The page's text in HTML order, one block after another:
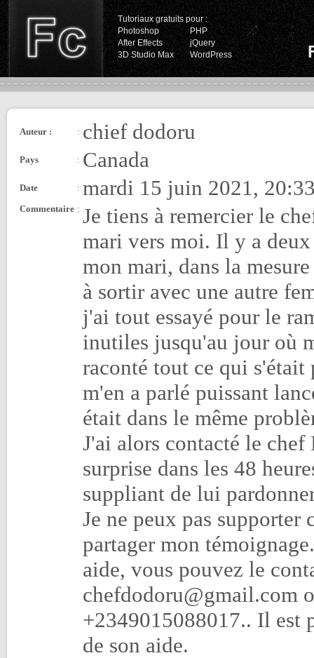
Tutoriaux gratuits pour :
Photoshop
PHP
After Effects
jQuery
3D Studio Max
WordPress
Auteur : : chief dodoru
Pays : Canada
Date : mardi 15 juin 2021,
Commentaire : Je tiens à remercier le
mari vers moi. Il y a
mon mari, dans la
à sortir avec une autre
j'ai tout essayé pour le
inutiles jusqu'au jour où
raconté tout ce qui s'était
m'en a parlé puissant
était dans le même
J'ai alors contacté le
surprise dans les 48
suppliant de lui
Je ne peux pas
partager mon
aide, vous pouvez le
chefdodoru@gmail.com
+2349015088017.. Il est
de son aide.